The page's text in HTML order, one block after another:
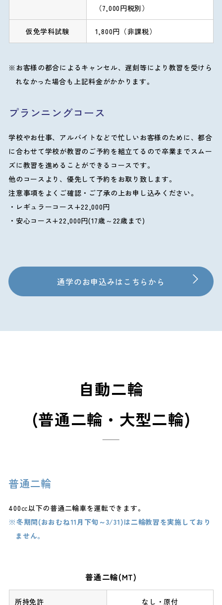
（7,000円税別）
仮免学科試験 1,800円（非課税）
お客様の都合によるキャンセル、遅刻等により教習を受けら
れなかった場合も上記料金がかかります。
プランニングコース
学校やお仕事、アルバイトなどで忙しいお客様のために、都合
に合わせて学校が教習のご予約を組立てるので卒業までスムー
ズに教習を進めることができるコースです。
他のコースより、優先して予約をお取り致します。
注意事項をよくご確認・ご了承の上お申し込みください。
レギュラーコース+22,000円
安心コース+22,000円(17歳～22歳まで)
通学のお申込みはこちらから
自動二輪
(普通二輪・大型二輪)
普通二輪
400㏄以下の普通二輪車を運転できます。
冬期間(おおむね11月下旬～3/31)は二輪教習を実施しており
ません。
普通二輪(MT)
なし・原付